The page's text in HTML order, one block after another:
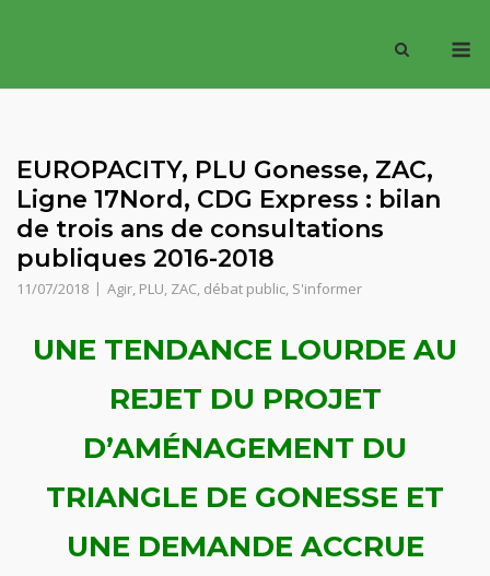
EUROPACITY, PLU Gonesse, ZAC,
Ligne 17Nord, CDG Express : bilan
de trois ans de consultations
publiques 2016-2018
11/07/2018 Agir, PLU, ZAC, débat public, S'informer
UNE TENDANCE LOURDE AU
REJET DU PROJET
D’AMÉNAGEMENT DU
TRIANGLE DE GONESSE ET
UNE DEMANDE ACCRUE